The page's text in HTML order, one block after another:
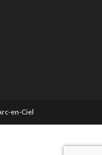
en-Ciel